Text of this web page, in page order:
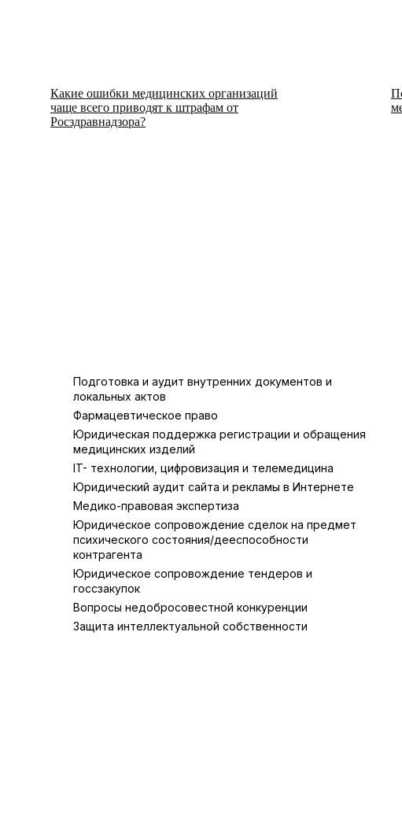
Какие ошибки медицинских организаций
чаще всего приводят к штрафам от
Росздравнадзора?
Подготовка и аудит внутренних документов и
локальных актов
Фармацевтическое право
Юридическая поддержка регистрации и обращения
медицинских изделий
IT- технологии, цифровизация и телемедицина
Юридический аудит сайта и рекламы в Интернете
Медико-правовая экспертиза
Юридическое сопровождение сделок на предмет
психического состояния/дееспособности
контрагента
Юридическое сопровождение тендеров и
госсзакупок
Вопросы недобросовестной конкуренции
Защита интеллектуальной собственности